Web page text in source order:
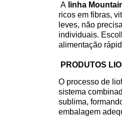
A linha
ricos em fibras,
leves, não
individuais.
alimentação
PRODUTOS
O processo de
sistema
sublima,
embalagem